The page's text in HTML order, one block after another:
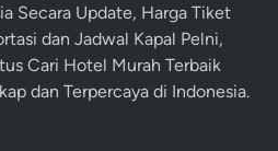
Secara Update, Harga Tiket
danJadwal Kapal Pelni,
Cari Hotel Murah Terbaik
dan Terpercaya di Indonesia.